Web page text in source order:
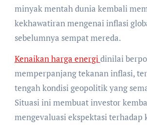
minyak mentah dunia kembali
kekhawatiran mengenai inflasi
sebelumnya sempat mereda.
Kenaikan harga energidinilai
memperpanjang tekanan inflasi,
tengah kondisi geopolitik yang
Situasi ini membuat investor
mengevaluasi ekspektasi terhadap